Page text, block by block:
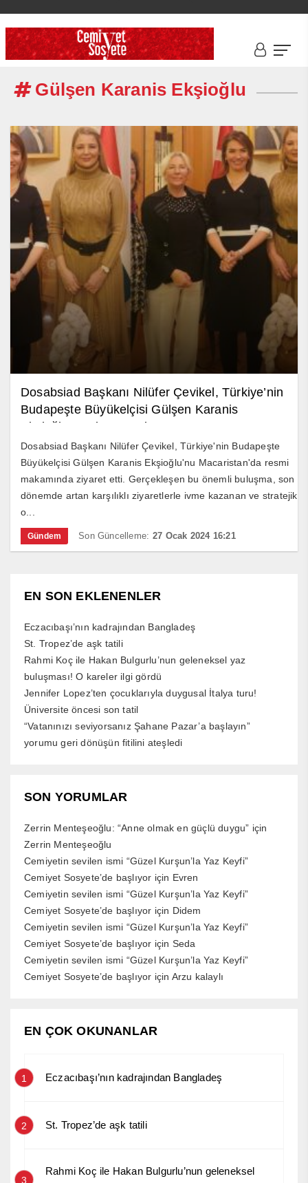
Gülşen Karanis Ekşioğlu
Dosabsiad Başkanı Nilüfer Çevikel, Türkiye’nin
Budapeşte Büyükelçisi Gülşen Karanis
Ekşioğlu’nu ziyaret etti
Dosabsiad Başkanı Nilüfer Çevikel, Türkiye'nin Budapeşte
Büyükelçisi Gülşen Karanis Ekşioğlu'nu Macaristan'da resmi
makamında ziyaret etti. Gerçekleşen bu önemli buluşma, son
dönemde artan karşılıklı ziyaretlerle ivme kazanan ve stratejik
o...
Gündem Son Güncelleme: 27 Ocak 2024 16:21
EN SON EKLENENLER
Eczacıbaşı’nın kadrajından Bangladeş
St. Tropez’de aşk tatili
Rahmi Koç ile Hakan Bulgurlu’nun geleneksel yaz
buluşması! O kareler ilgi gördü
Jennifer Lopez’ten çocuklarıyla duygusal İtalya turu!
Üniversite öncesi son tatil
“Vatanınızı seviyorsanız Şahane Pazar’a başlayın”
yorumu geri dönüşün fitilini ateşledi
SON YORUMLAR
Zerrin Menteşeoğlu: “Anne olmak en güçlü duygu” için
Zerrin Menteşeoğlu
Cemiyetin sevilen ismi “Güzel Kurşun’la Yaz Keyfi”
Cemiyet Sosyete’de başlıyor için Evren
Cemiyetin sevilen ismi “Güzel Kurşun’la Yaz Keyfi”
Cemiyet Sosyete’de başlıyor için Didem
Cemiyetin sevilen ismi “Güzel Kurşun’la Yaz Keyfi”
Cemiyet Sosyete’de başlıyor için Seda
Cemiyetin sevilen ismi “Güzel Kurşun’la Yaz Keyfi”
Cemiyet Sosyete’de başlıyor için Arzu kalaylı
EN ÇOK OKUNANLAR
1 Eczacıbaşı’nın kadrajından Bangladeş
2 St. Tropez’de aşk tatili
3
Rahmi Koç ile Hakan Bulgurlu’nun geleneksel